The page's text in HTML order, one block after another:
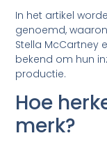
In het artikel
genoemd,
Stella McCartney
bekend om hun
productie.
Hoe
merk?